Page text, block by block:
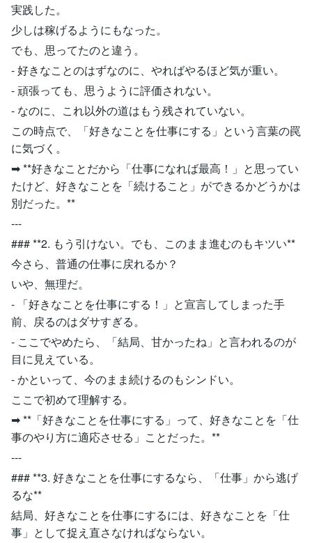
実践した。
少しは稼げるようにもなった。
でも、思ってたのと違う。
- 好きなことのはずなのに、やればやるほど気が重い。
- 頑張っても、思うように評価されない。
- なのに、これ以外の道はもう残されていない。
この時点で、「好きなことを仕事にする」という言葉の罠
に気づく。
➡ **好きなことだから「仕事になれば最高！」と思ってい
たけど、好きなことを「続けること」ができるかどうかは
別だった。**
---
### **2. もう引けない。でも、このまま進むのもキツい**
今さら、普通の仕事に戻れるか？
いや、無理だ。
- 「好きなことを仕事にする！」と宣言してしまった手
前、戻るのはダサすぎる。
- ここでやめたら、「結局、甘かったね」と言われるのが
目に見えている。
- かといって、今のまま続けるのもシンドい。
ここで初めて理解する。
➡ **「好きなことを仕事にする」って、好きなことを「仕
事のやり方に適応させる」ことだった。**
---
### **3. 好きなことを仕事にするなら、「仕事」から逃げ
るな**
結局、好きなことを仕事にするには、好きなことを「仕
事」として捉え直さなければならない。